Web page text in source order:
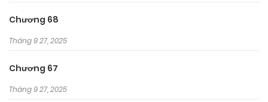
Chương 68
Tháng 9 27, 2025
Chương 67
Tháng 9 27, 2025